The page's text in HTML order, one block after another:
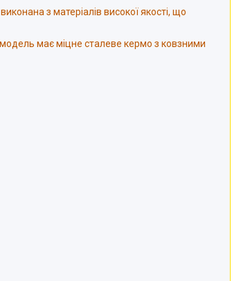
з матеріалів високої якості, що
має міцне сталеве кермо з ковзними